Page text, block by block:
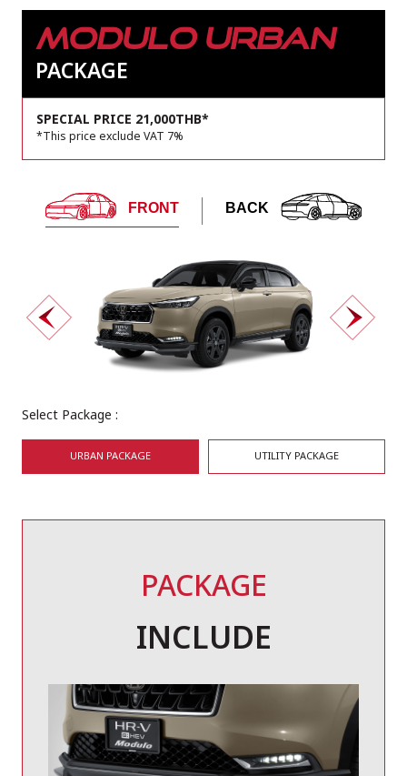
MODULO URBAN
PACKAGE
SPECIAL PRICE 21,000THB*
*This price exclude VAT 7%
Select Package :
URBAN PACKAGE UTILITY PACKAGE
PACKAGE
INCLUDE